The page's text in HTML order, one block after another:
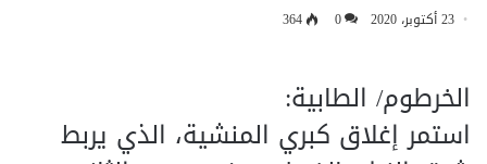
23 أكتوبر، 2020 0
364
الخرطوم/ الطابية:
استمر إغلاق كبري المنشية، الذي يربط